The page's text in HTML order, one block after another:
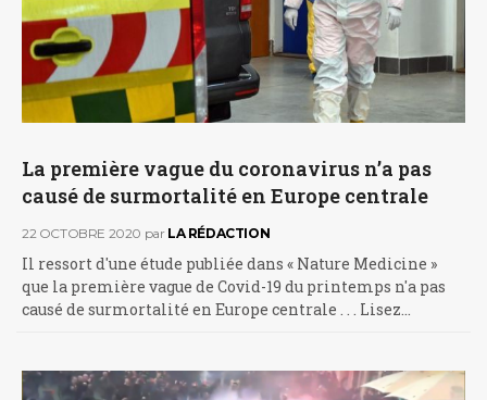
La première vague du coronavirus n’a pas
causé de surmortalité en Europe centrale
22 OCTOBRE 2020 par LA RÉDACTION
Il ressort d'une étude publiée dans « Nature Medicine »
que la première vague de Covid-19 du printemps n'a pas
causé de surmortalité en Europe centrale . . . Lisez…